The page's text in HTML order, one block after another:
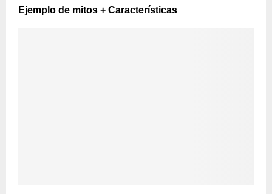
Ejemplo de mitos + Características